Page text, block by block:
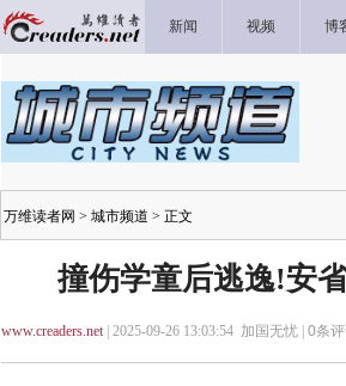
新闻 视频 博
万维读者网 > 城市频道 > 正文
撞伤学童后逃逸!安
www.creaders.net| 2025-09-26 13:03:54 加国无忧 | 0条